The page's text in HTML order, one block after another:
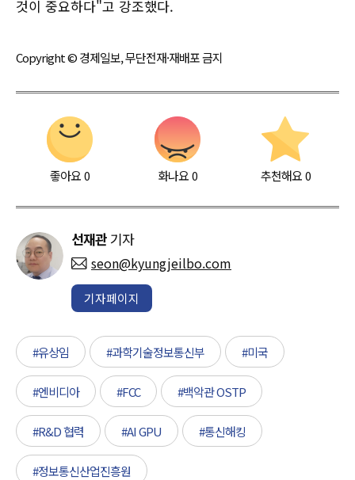
것이 중요하다"고 강조했다.
Copyright © 경제일보, 무단전재·재배포 금지
좋아요0 화나요0 추천해요 0
선재관 기자
seon@kyungjeilbo.com
기자페이지
#유상임 #과학기술정보통신부 #미국
#엔비디아 #FCC #백악관 OSTP
#R&D 협력 #AI GPU #통신해킹
#정보통신산업진흥원